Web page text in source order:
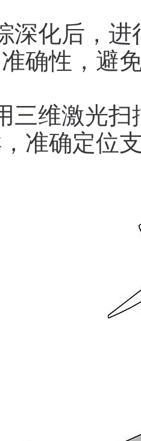
化后，进
确性，避
维激光扫
准确定位